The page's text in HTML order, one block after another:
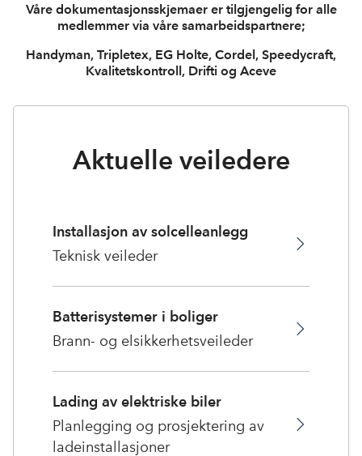
Våre dokumentasjonsskjemaer er tilgjengelig for alle
medlemmer via våre samarbeidspartnere;
Handyman, Tripletex, EG Holte, Cordel, Speedycraft,
Kvalitetskontroll, Drifti og Aceve
Aktuelle veiledere
Installasjon av solcelleanlegg
Teknisk veileder
Batterisystemer i boliger
Brann- og elsikkerhetsveileder
Lading av elektriske biler
Planlegging og prosjektering av
ladeinstallasjoner